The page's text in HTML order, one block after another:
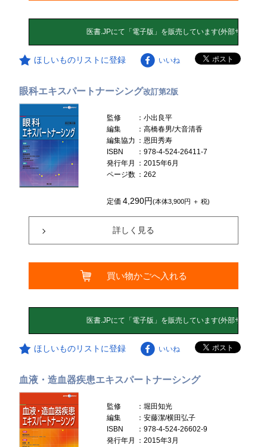
ほしいものリストに登録 いいね
眼科エキスパートナーシング改訂第2版
監修
：小出良平
編集
：高橋春男/大音清香
編集協力 ：恩田秀寿
ISBN
：978-4-524-26411-7
発行年月
：2015年6月
ページ数 ：262
定価4,290円(本体3,900円 ＋ 税)
詳しく見る
買い物かごへ入れる
ほしいものリストに登録 いいね
血液・造血器疾患エキスパートナーシング
監修
：堀田知光
編集
：安藤潔/横田弘子
ISBN
：978-4-524-26602-9
発行年月
：2015年3月